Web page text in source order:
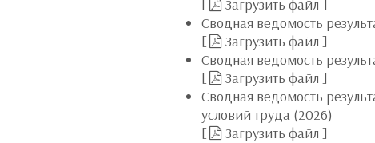
[
Загрузить файл ]
Сводная ведомость
[
Загрузить файл ]
Сводная ведомость
[
Загрузить файл ]
Сводная ведомость
условий труда (2026)
[
Загрузить файл ]